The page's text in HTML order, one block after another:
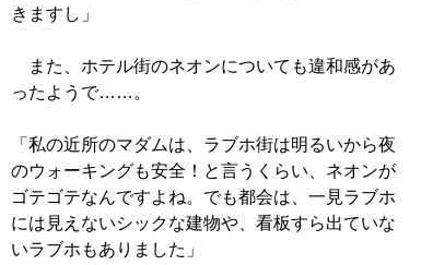
きますし」
また、ホテル街のネオンについても違和感があ
ったようで……。
「私の近所のマダムは、ラブホ街は明るいから夜
のウォーキングも安全！と言うくらい、ネオンが
ゴテゴテなんですよね。でも都会は、一見ラブホ
には見えないシックな建物や、看板すら出ていな
いラブホもありました」